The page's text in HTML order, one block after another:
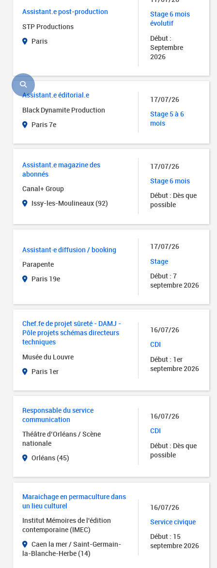
Assistant.e post-production
STP Productions
Paris
Stage 6 mois
évolutif
Début :
Septembre
2026
Assistant.e éditorial.e
Black Dynamite Production
Paris 7e
17/07/26
Stage 5 à 6
mois
Assistant.e magazine des
abonnés
Canal+ Group
Issy-les-Moulineaux (92)
17/07/26
Stage 6 mois
Début : Dès que
possible
Assistant·e diffusion / booking
Parapente
Paris 19e
17/07/26
Stage
Début : 7
septembre 2026
Chef.fe de projet sûreté - DAMJ -
Pôle projets schémas directeurs
techniques
Musée du Louvre
Paris 1er
16/07/26
CDI
Début : 1er
septembre 2026
Responsable du service
communication
Théâtre d’Orléans / Scène
nationale
Orléans (45)
16/07/26
CDI
Début : Dès que
possible
Maraichage en permaculture dans
un lieu culturel
Institut Mémoires de l'édition
contemporaine (IMEC)
Caen la mer / Saint-Germain-
la-Blanche-Herbe (14)
16/07/26
Service civique
Début : 15
septembre 2026